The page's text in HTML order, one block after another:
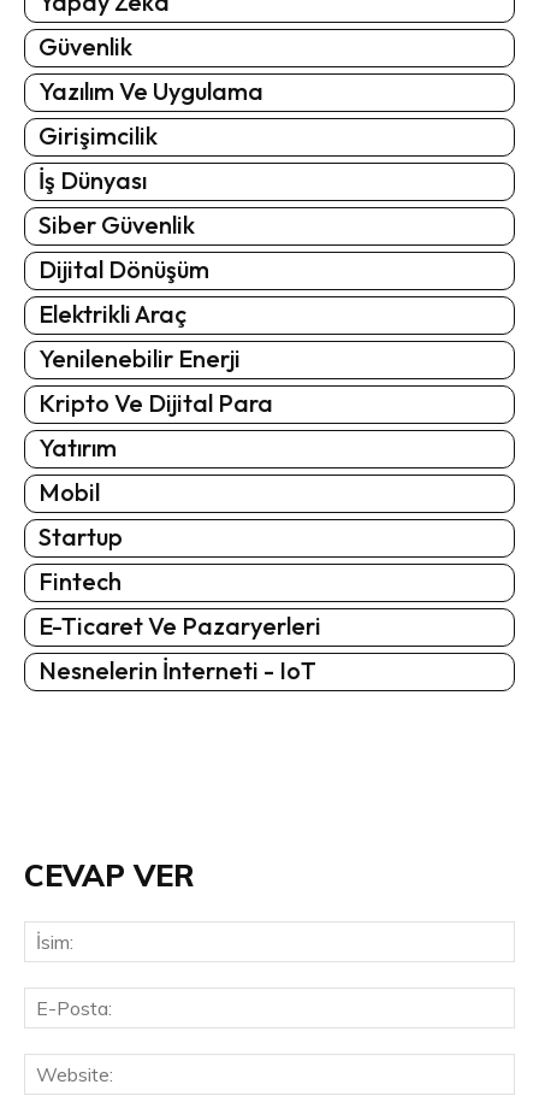
Güvenlik
Yazılım Ve Uygulama
Girişimcilik
İş Dünyası
Siber Güvenlik
Dijital Dönüşüm
Elektrikli Araç
Yenilenebilir Enerji
Kripto Ve Dijital Para
Yatırım
Mobil
Startup
Fintech
E-Ticaret Ve Pazaryerleri
Nesnelerin İnterneti - IoT
CEVAP VER